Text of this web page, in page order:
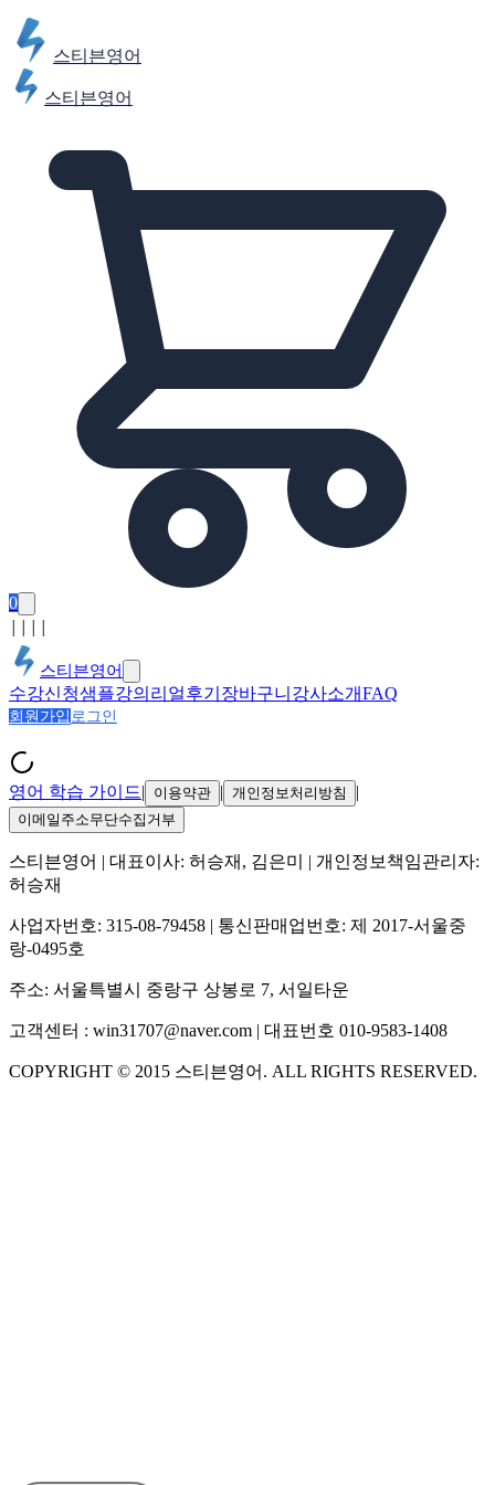
스티븐영어
스티븐영어
0
스티븐영어
수강신청샘플강의 리얼후기 장바구니 강사소개FAQ
회원가입 로그인
영어 학습 가이드| 이용약관 | 개인정보처리방침 |
이메일주소무단수집거부
스티븐영어 | 대표이사: 허승재, 김은미
| 개인정보책임관리자:
허승재
사업자번호: 315-08-79458 | 통신판매업번호: 제 2017-서울중
랑-0495호
주소: 서울특별시 중랑구 상봉로 7, 서일타운
고객센터 : win31707@naver.com | 대표번호 010-9583-1408
COPYRIGHT © 2015 스티븐영어 . ALL RIGHTS RESERVED.